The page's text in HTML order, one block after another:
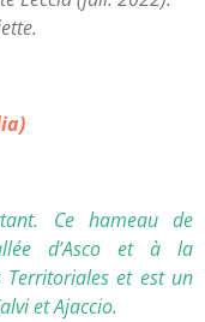
Ce hameau de
d’Asco et à la
Territoriales et est un
et Ajaccio.